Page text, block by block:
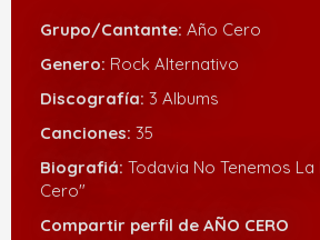
Grupo/Cantante: Año Cero
Genero: Rock Alternativo
Discografía: 3 Albums
Canciones: 35
Biografiá: Todavia No Tenemos
Cero"
Compartir perfil de AÑO CERO